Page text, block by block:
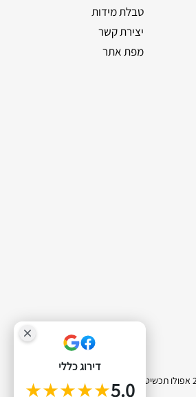
טבלת מידות
יצירת קשר
מפת אתר
סייטלינקס קידום אתרים
דירוג כללי
5.0
★★★★★